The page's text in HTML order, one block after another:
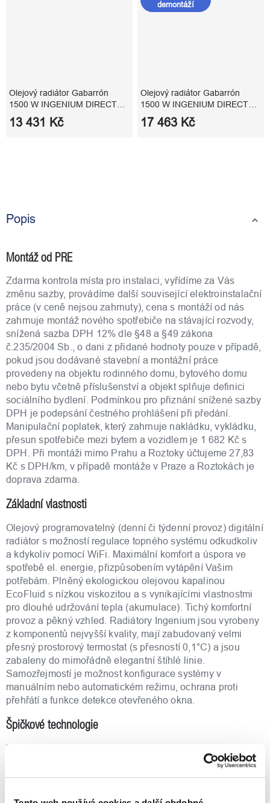
Olejový radiátor Gabarrón
1500 W INGENIUM DIRECT
RD12WDIR WiFi ovládání
13 431 Kč
demontáží
Olejový radiátor Gabarrón
1500 W INGENIUM DIRECT
WiFi s montáží a demontáží
přímotopu
17 463 Kč
Popis
Montáž od PRE
Zdarma kontrola místa pro instalaci, vyřídíme za Vás
změnu sazby, provádíme další související elektroinstalační
práce (v ceně nejsou zahrnuty), cena s montáží od nás
zahrnuje montáž nového spotřebiče na stávající rozvody,
snížená sazba DPH 12% dle §48 a §49 zákona
č.235/2004 Sb., o dani z přidané hodnoty pouze v případě,
pokud jsou dodávané stavební a montážní práce
provedeny na objektu rodinného domu, bytového domu
nebo bytu včetně příslušenství a objekt splňuje definici
sociálního bydlení. Podmínkou pro přiznání snížené sazby
DPH je podepsání čestného prohlášení při předání.
Manipulační poplatek, který zahrnuje nakládku, vykládku,
přesun spotřebiče mezi bytem a vozidlem je 1 682 Kč s
DPH. Při montáži mimo Prahu a Roztoky účtujeme 27,83
Kč s DPH/km, v případě montáže v Praze a Roztokách je
doprava zdarma.
Základní vlastnosti
Olejový programovatelný (denní či týdenní provoz) digitální
radiátor s možností regulace topného systému odkudkoliv
a kdykoliv pomocí WiFi. Maximální komfort a úspora ve
spotřebě el. energie, přizpůsobením vytápění Vašim
potřebám. Plněný ekologickou olejovou kapalinou
EcoFluid s nízkou viskozitou a s vynikajícími vlastnostmi
pro dlouhé udržování tepla (akumulace). Tichý komfortní
provoz a pěkný vzhled. Radiátory Ingenium jsou vyrobeny
z komponentů nejvyšší kvality, mají zabudovaný velmi
přesný prostorový termostat (s přesností 0,1°C) a jsou
zabaleny do mimořádně elegantní štíhlé linie.
Samozřejmostí je možnost konfigurace systémy v
manuálním nebo automatickém režimu, ochrana proti
přehřátí a funkce detekce otevřeného okna.
Špičkové technologie
Technologie ETCO (Electronic Triac Control
Optimizer) přináší inovační řešení pro optimalizaci odběru